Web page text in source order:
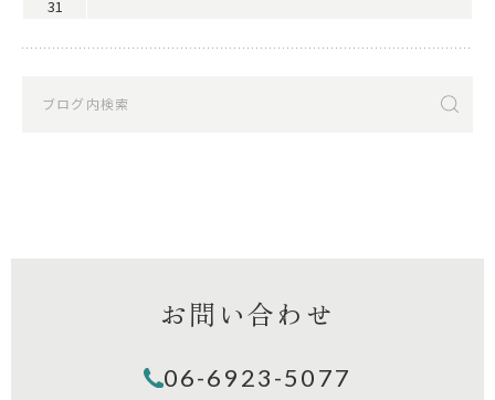
31
お問い合わせ
06-6923-5077